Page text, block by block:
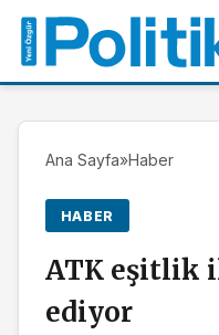
Ana Sayfa»Haber
HABER
ATK eşitlik
ediyor